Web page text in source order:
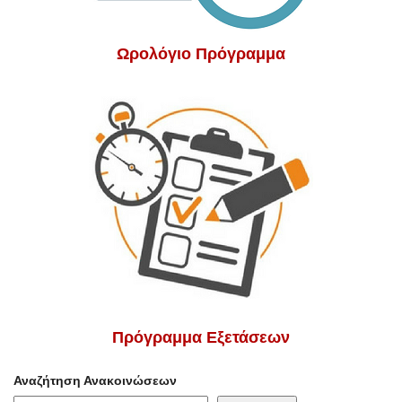
Ωρολόγιο Πρόγραμμα
Πρόγραμμα Εξετάσεων
Αναζήτηση Ανακοινώσεων